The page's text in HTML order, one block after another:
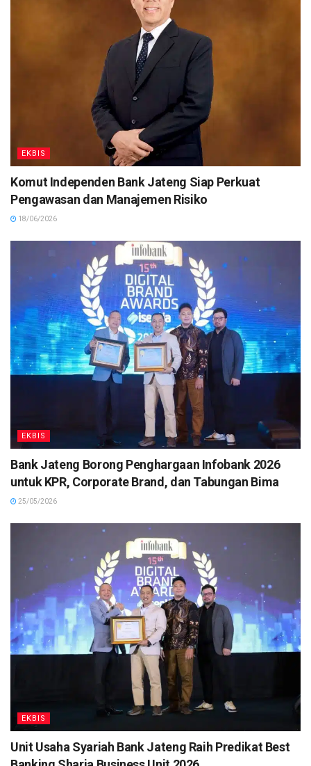
EKBIS
Komut Independen Bank Jateng Siap Perkuat
Pengawasan dan Manajemen Risiko
18/06/2026
EKBIS
Bank Jateng Borong Penghargaan Infobank 2026
untuk KPR, Corporate Brand, dan Tabungan Bima
25/05/2026
EKBIS
Unit Usaha Syariah Bank Jateng Raih Predikat Best